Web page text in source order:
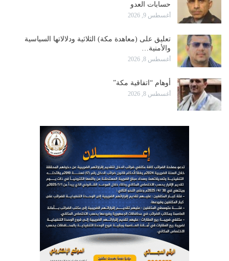
حسابات العدو
أغسطس 9, 2026
تعليق على (معاهدة مكة) الثلاثية ودلالاتها السياسية
والأمنية…
أغسطس 8, 2026
أوهام “اتفاقية مكة”
أغسطس 8, 2026